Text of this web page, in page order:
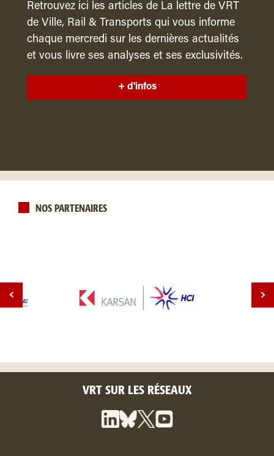
Retrouvez ici les articles de La lettre de VRT
de Ville, Rail & Transports qui vous informe
chaque mercredi sur les dernières actualités
et vous livre ses analyses et ses exclusivités.
+ d'infos
NOS PARTENAIRES
VRT SUR LES RÉSEAUX